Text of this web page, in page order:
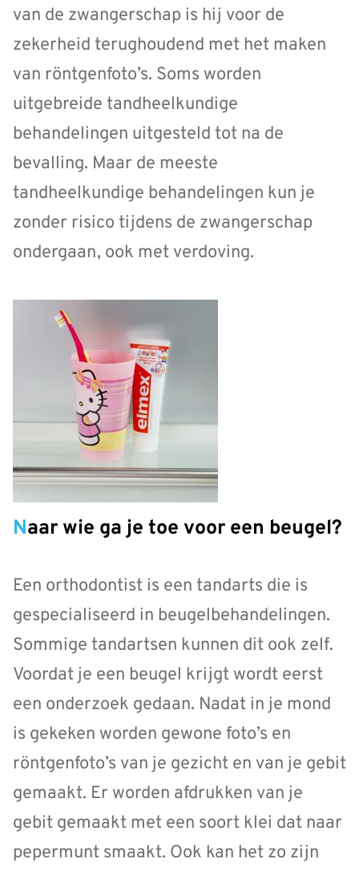
van de zwangerschap is hij voor de
zekerheid terughoudend met het maken
van röntgenfoto’s. Soms worden
uitgebreide tandheelkundige
behandelingen uitgesteld tot na de
bevalling. Maar de meeste
tandheelkundige behandelingen kun je
zonder risico tijdens de zwangerschap
ondergaan, ook met verdoving.
Naar wie ga je toe voor een beugel?
Een orthodontist is een tandarts die is
gespecialiseerd in beugelbehandelingen.
Sommige tandartsen kunnen dit ook zelf.
Voordat je een beugel krijgt wordt eerst
een onderzoek gedaan. Nadat in je mond
is gekeken worden gewone foto’s en
röntgenfoto’s van je gezicht en van je gebit
gemaakt. Er worden afdrukken van je
gebit gemaakt met een soort klei dat naar
pepermunt smaakt. Ook kan het zo zijn